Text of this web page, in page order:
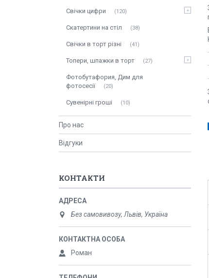
Свічки цифри 120
Скатертини на стіл 38
Свічки в торт різні 41
Топери, шпажки в торт 27
Фотобутафория, Дим для
фотосесії
20
Сувенірні гроші 10
Про нас
Відгуки
КОНТАКТИ
Без самовивозу, Львів, Україна
Роман